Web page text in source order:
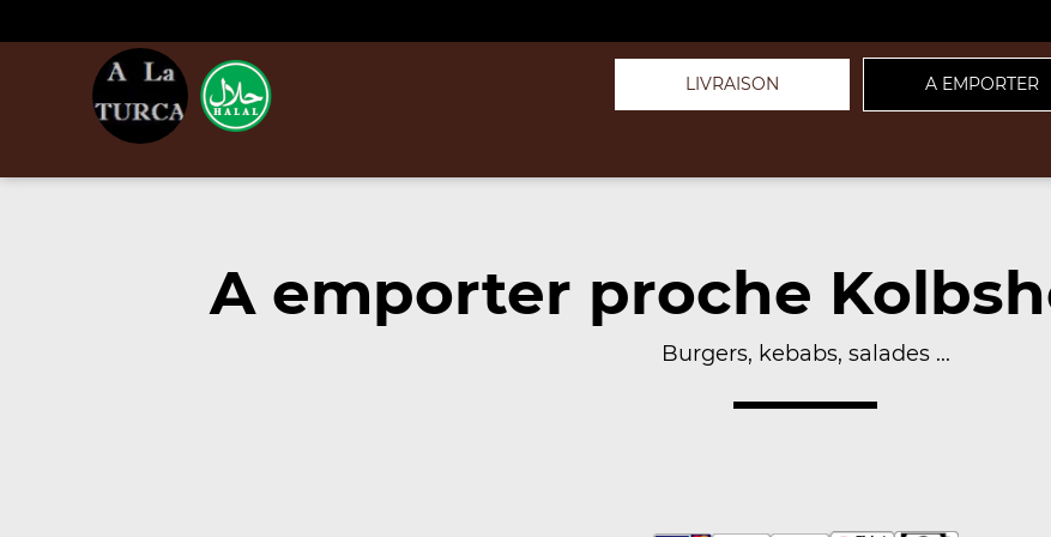
LIVRAISON A EMPORTER
A emporter proche
Burgers, kebabs, salades ...